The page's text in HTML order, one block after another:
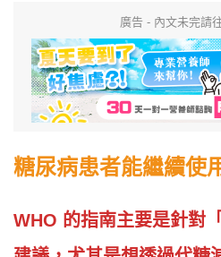
廣告 - 內文未完請
糖尿病患者能繼續使
WHO 的指南主要是針對